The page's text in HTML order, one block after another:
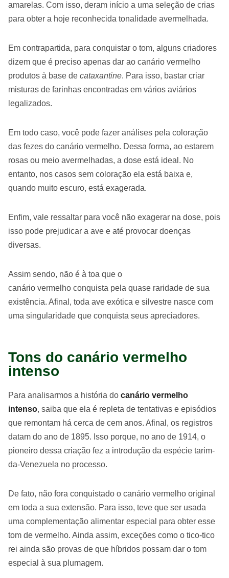
amarelas. Com isso, deram início a uma seleção de crias
para obter a hoje reconhecida tonalidade avermelhada.
Em contrapartida, para conquistar o tom, alguns criadores
dizem que é preciso apenas dar ao canário vermelho
produtos à base de cataxantine. Para isso, bastar criar
misturas de farinhas encontradas em vários aviários
legalizados.
Em todo caso, você pode fazer análises pela coloração
das fezes do canário vermelho. Dessa forma, ao estarem
rosas ou meio avermelhadas, a dose está ideal. No
entanto, nos casos sem coloração ela está baixa e,
quando muito escuro, está exagerada.
Enfim, vale ressaltar para você não exagerar na dose, pois
isso pode prejudicar a ave e até provocar doenças
diversas.
Assim sendo, não é à toa que o
canário vermelho conquista pela quase raridade de sua
existência. Afinal, toda ave exótica e silvestre nasce com
uma singularidade que conquista seus apreciadores.
Tons do canário vermelho
intenso
Para analisarmos a história do canário vermelho
intenso, saiba que ela é repleta de tentativas e episódios
que remontam há cerca de cem anos. Afinal, os registros
datam do ano de 1895. Isso porque, no ano de 1914, o
pioneiro dessa criação fez a introdução da espécie tarim-
da-Venezuela no processo.
De fato, não fora conquistado o canário vermelho original
em toda a sua extensão. Para isso, teve que ser usada
uma complementação alimentar especial para obter esse
tom de vermelho. Ainda assim, exceções como o tico-tico
rei ainda são provas de que híbridos possam dar o tom
especial à sua plumagem.